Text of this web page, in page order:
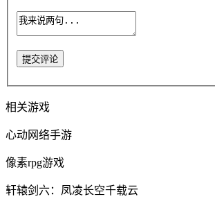
提交评论
相关游戏
心动网络手游
像素rpg游戏
轩辕剑六：凤凌长空千载云